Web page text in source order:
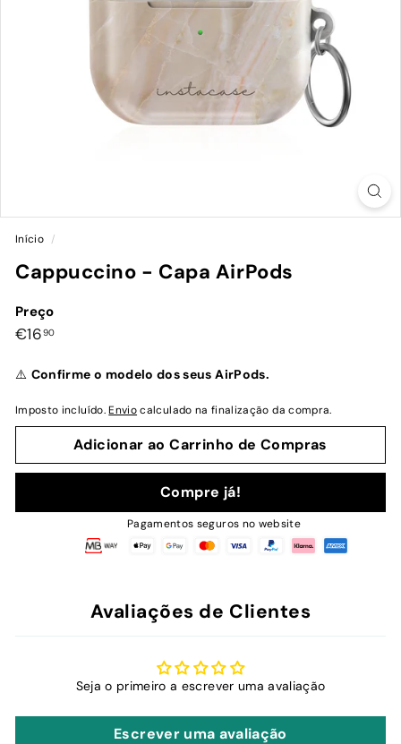
Início /
Cappuccino - Capa AirPods
Preço
Preço
€1690€16,90
⚠️ Confirme o modelo dos seus AirPods.
Imposto incluído.Enviocalculado na finalização da compra.
Adicionar ao Carrinho de Compras
Compre já!
Pagamentos seguros no website
Avaliações de Clientes
Seja o primeiro a escrever uma avaliação
Escrever uma avaliação